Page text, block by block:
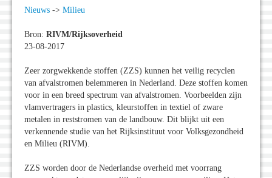
Nieuws -> Milieu
Bron: RIVM/Rijksoverheid
23-08-2017
Zeer zorgwekkende stoffen (ZZS) kunnen het veilig recyclen
van afvalstromen belemmeren in Nederland. Deze stoffen komen
voor in een breed spectrum van afvalstromen. Voorbeelden zijn
vlamvertragers in plastics, kleurstoffen in textiel of zware
metalen in reststromen van de landbouw. Dit blijkt uit een
verkennende studie van het Rijksinstituut voor Volksgezondheid
en Milieu (RIVM).
ZZS worden door de Nederlandse overheid met voorrang